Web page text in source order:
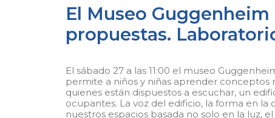
El Museo
propuestas.
El sábado 27 a las 11:00 el museo
permite a niños y niñas aprender conceptos
quienes están dispuestos a escuchar, un
ocupantes. La voz del edificio, la forma en
nuestros espacios basada no solo en la luz,